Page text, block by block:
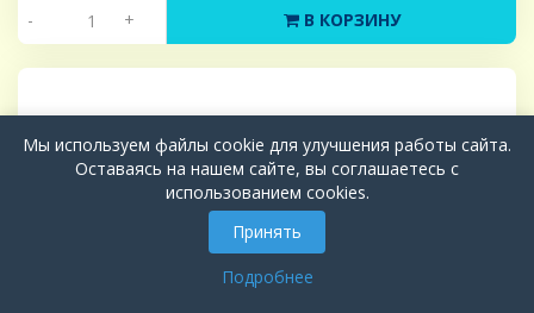
- + В КОРЗИНУ
Мы используем файлы cookie для улучшения работы сайта.
Оставаясь на нашем сайте, вы соглашаетесь с
использованием cookies.
Принять
Подробнее